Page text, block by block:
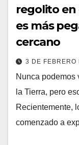
regolito en
es más
cercano
3 DE FEBRERO
Nunca podemos
la Tierra, pero
Recientemente,
comenzado a